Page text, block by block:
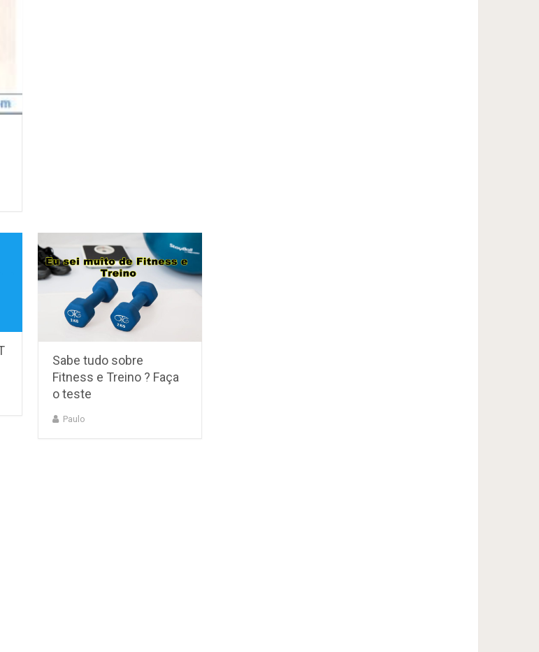
Sabe tudo sobre
Fitness e Treino ? Faça
o teste
Paulo